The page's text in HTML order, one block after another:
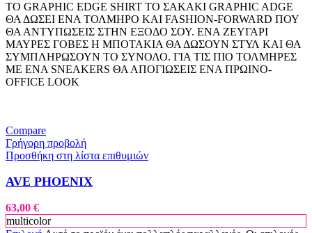
ΤΟ GRAPHIC EDGE SHIRT ΤΟ ΣΑΚΑΚΙ GRAPHIC ADGE
ΘΑ ΔΩΣΕΙ ΕΝΑ ΤΟΛΜΗΡΟ ΚΑΙ FASHION-FORWARD ΠΟΥ
ΘΑ ΑΝΤΥΠΩΣΕΙΣ ΣΤΗΝ ΕΞΟΔΟ ΣΟΥ. ΕΝΑ ΖΕΥΓΑΡΙ
ΜΑΥΡΕΣ ΓΟΒΕΣ Η ΜΠΟΤΑΚΙΑ ΘΑ ΔΩΣΟΥΝ ΣΤΥΛ ΚΑΙ ΘΑ
ΣΥΜΠΛΗΡΩΣΟΥΝ ΤΟ ΣΥΝΟΛΟ. ΓΙΑ ΤΙΣ ΠΙΟ ΤΟΛΜΗΡΕΣ
ΜΕ ΕΝΑ SNEAKERS ΘΑ ΑΠΟΓΙΩΣΕΙΣ ΕΝΑ ΠΡΩΙΝΟ-
OFFICE LOOK
Compare
Γρήγορη προβολή
Προσθήκη στη λίστα επιθυμιών
AVE PHOENIX
63,00 €
multicolor